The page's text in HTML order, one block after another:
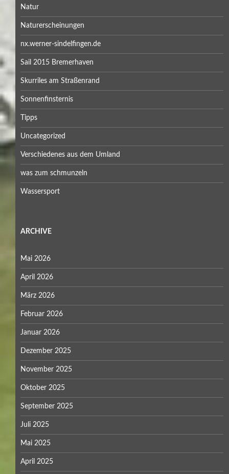
Natur
Naturerscheinungen
nx.werner-sindelfingen.de
Sail 2015 Bremerhaven
Skurriles am Straßenrand
Sonnenfinsternis
Tipps
Uncategorized
Verschiedenes aus dem Umland
was zum schmunzeln
Wassersport
ARCHIVE
Mai 2026
April 2026
März 2026
Februar 2026
Januar 2026
Dezember 2025
November 2025
Oktober 2025
September 2025
Juli 2025
Mai 2025
April 2025